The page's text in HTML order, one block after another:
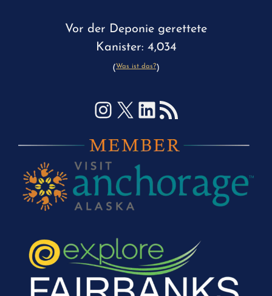
Vor der Deponie gerettete
Kanister: 4,034
(Was ist das?)
Instagram
X LinkedIn
RSS-Feed